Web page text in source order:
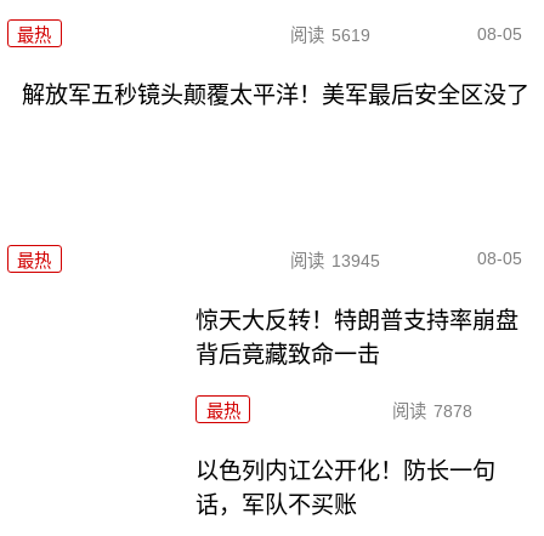
最热 阅读 5619 08-05
解放军五秒镜头颠覆太平洋！美军最后安全区没了
最热 阅读 13945 08-05
惊天大反转！特朗普支持率崩盘
背后竟藏致命一击
最热 阅读 7878
以色列内讧公开化！防长一句
话，军队不买账